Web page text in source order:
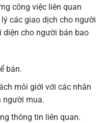
công việc liên quan
các giao dịch cho người
diện cho người bán bao
bán.
môi giới với các nhân
người mua.
thông tin liên quan.